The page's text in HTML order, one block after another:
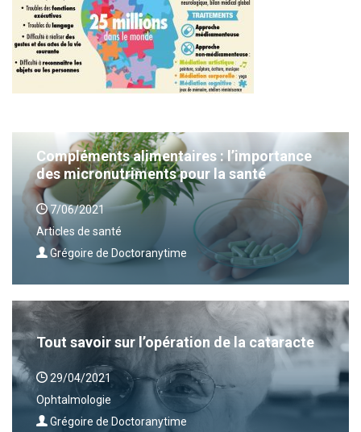
Compléments alimentaires : l’importance
des micronutriments pour la santé
7/06/2021
Articles de santé
Grégoire de Doctoranytime
Tout savoir sur l’opération de la cataracte
29/04/2021
Ophtalmologie
Grégoire de Doctoranytime